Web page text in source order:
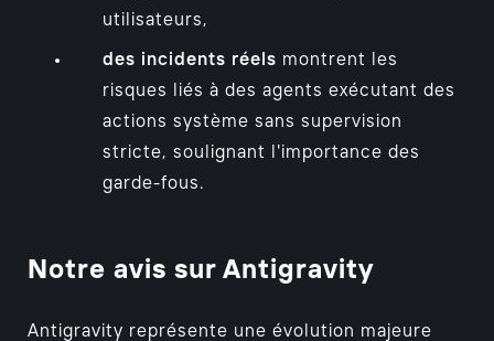
utilisateurs,
des incidents réels montrent les
risques liés à des agents exécutant des
actions système sans supervision
stricte, soulignant l'importance des
garde-fous.
Notre avis sur Antigravity
Antigravity représente une évolution majeure